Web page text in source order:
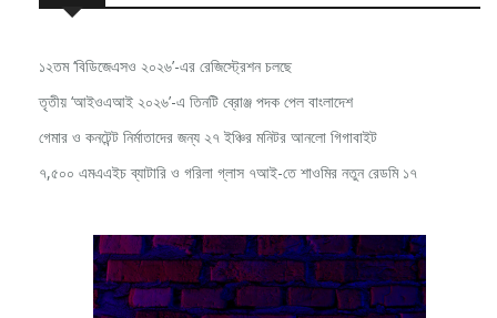
১২তম ‘বিডিজেএসও ২০২৬’-এর রেজিস্ট্রেশন চলছে
তৃতীয় ‘আইওএআই ২০২৬’-এ তিনটি ব্রোঞ্জ পদক পেল বাংলাদেশ
গেমার ও কনটেন্ট নির্মাতাদের জন্য ২৭ ইঞ্চির মনিটর আনলো গিগাবাইট
৭,৫০০ এমএএইচ ব্যাটারি ও গরিলা গ্লাস ৭আই-তে শাওমির নতুন রেডমি ১৭